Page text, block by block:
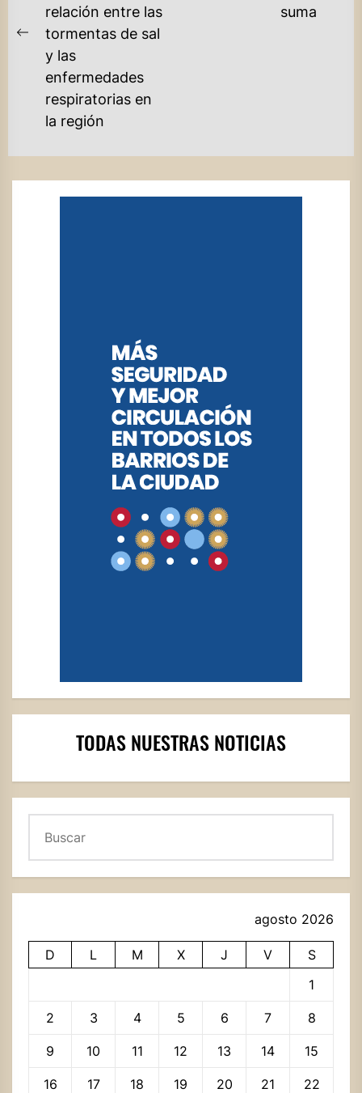
Previous
post:
relación entre las
tormentas de sal
y las
enfermedades
respiratorias en
la región
suma
TODAS NUESTRAS NOTICIAS
agosto 2026
D L M X J V
S
1
2 3 4 5 6 7 8
9 10 11 12 13 14 15
16 17 18 19 20 21 22